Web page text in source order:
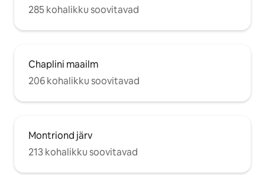
285 kohalikku soovitavad
Chaplini maailm
206 kohalikku soovitavad
Montriond järv
213 kohalikku soovitavad